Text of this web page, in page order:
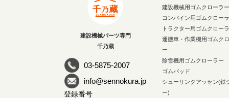
建設機械パーツ専門
千乃蔵
03-5875-2007
info@sennokura.jp
登録番号
建設機械用ゴムクローラ
コンバイン用ゴムクロー
トラクター用ゴムクロー
運搬車・作業機用ゴムク
ー
除雪機用ゴムクローラー
ゴムパッド
シューリンクアッセン(鉄
ー)